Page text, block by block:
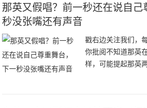
那英又假唱？前一秒还在说自己
秒没张嘴还有声音
戳右边关注我们，
你批阅不知道那英
样，可能提起那英
到她的经典歌曲《